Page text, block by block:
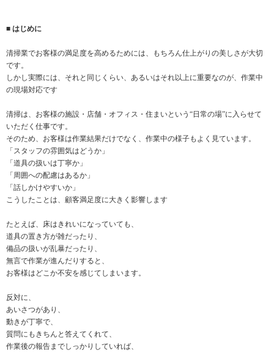
■ はじめに
清掃業でお客様の満足度を高めるためには、もちろん仕上がりの美しさが大切
です。
しかし実際には、それと同じくらい、あるいはそれ以上に重要なのが、作業中
の現場対応です
清掃は、お客様の施設・店舗・オフィス・住まいという“日常の場”に入らせて
いただく仕事です。
そのため、お客様は作業結果だけでなく、作業中の様子もよく見ています。
「スタッフの雰囲気はどうか」
「道具の扱いは丁寧か」
「周囲への配慮はあるか」
「話しかけやすいか」
こうしたことは、顧客満足度に大きく影響します
たとえば、床はきれいになっていても、
道具の置き方が雑だったり、
備品の扱いが乱暴だったり、
無言で作業が進んだりすると、
お客様はどこか不安を感じてしまいます。
反対に、
あいさつがあり、
動きが丁寧で、
質問にもきちんと答えてくれて、
作業後の報告までしっかりしていれば、